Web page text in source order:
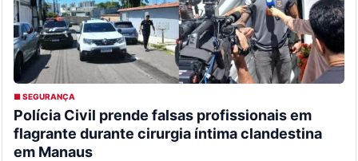
■ SEGURANÇA
Polícia Civil prende falsas profissionais em
flagrante durante cirurgia íntima clandestina
em Manaus